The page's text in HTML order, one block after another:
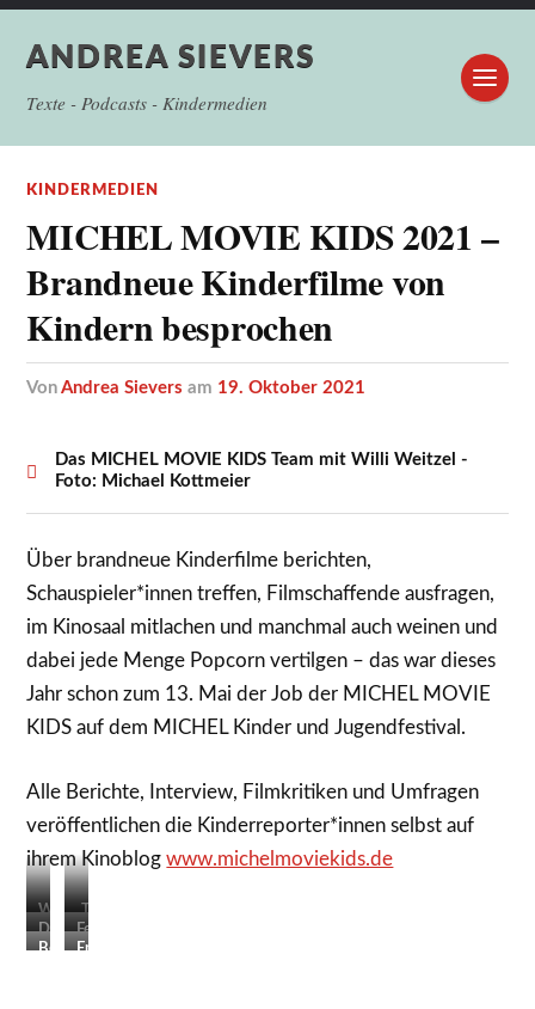
ANDREA SIEVERS
Texte - Podcasts - Kindermedien
KINDERMEDIEN
MICHEL MOVIE KIDS 2021 –
Brandneue Kinderfilme von
Kindern besprochen
vonAndrea Sievers am 19. Oktober 2021
Das MICHEL MOVIE KIDS Team mit Willi Weitzel -
Foto: Michael Kottmeier
Über brandneue Kinderfilme berichten,
Schauspieler*innen treffen, Filmschaffende ausfragen,
im Kinosaal mitlachen und manchmal auch weinen und
dabei jede Menge Popcorn vertilgen – das war dieses
Jahr schon zum 13. Mai der Job der MICHEL MOVIE
KIDS auf dem MICHEL Kinder und Jugendfestival.
Alle Berichte, Interview, Filmkritiken und Umfragen
veröffentlichen die Kinderreporter*innen selbst auf
ihrem Kinoblogwww.michelmoviekids.de
Was
dieser
Froschexperte
„Träume
sind
wie
Die
neuen
Felix
schneidet
BennetEmanuela